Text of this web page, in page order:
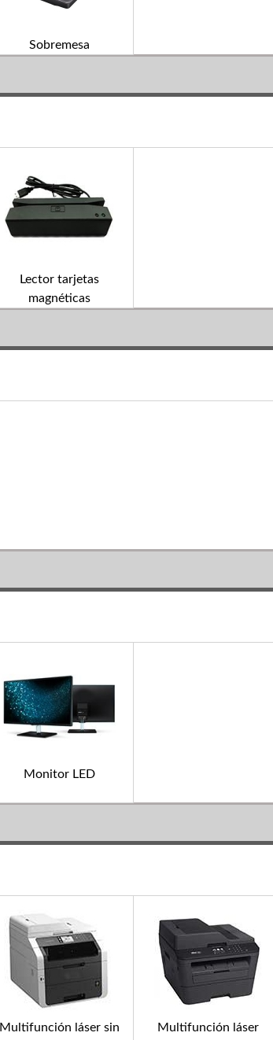
Sobremesa
Lector tarjetas
magnéticas
Monitor LED
Multifunción láser sin
Multifunción láser